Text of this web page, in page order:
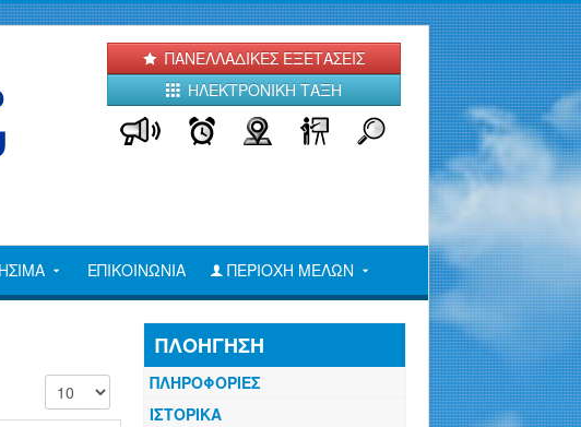
ΠΑΝΕΛΛΑΔΙΚΕΣ ΕΞΕΤΑΣΕΙΣ
ΗΛΕΚΤΡΟΝΙΚΗ ΤΑΞΗ
ΕΠΙΚΟΙΝΩΝΙΑ ΠΕΡΙΟΧΗ ΜΕΛΩΝ
Εμφάνιση #
ΠΛΟΗΓΗΣΗ
ΠΛΗΡΟΦΟΡΙΕΣ
ΙΣΤΟΡΙΚΑ